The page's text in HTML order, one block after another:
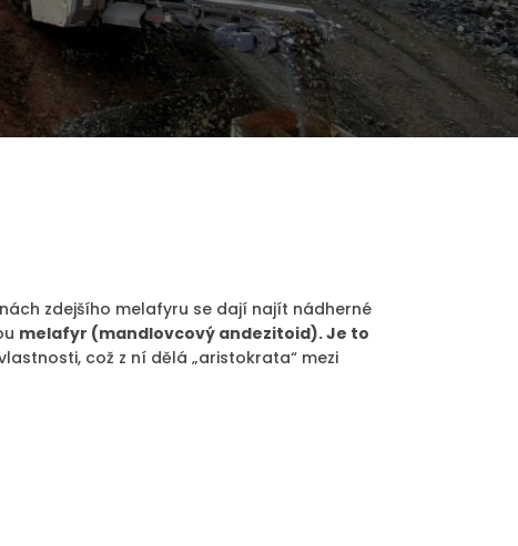
zdejšího melafyru se dají najít nádherné
melafyr (mandlovcový andezitoid). Je to
což z ní dělá „aristokrata“ mezi